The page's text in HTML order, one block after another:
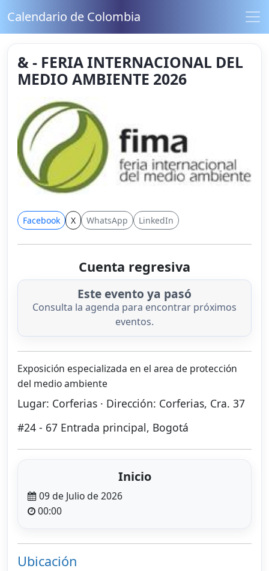
Calendario de Colombia
& - FERIA INTERNACIONAL DEL
MEDIO AMBIENTE 2026
Facebook X WhatsApp LinkedIn
Cuenta regresiva
Este evento ya pasó
Consulta la agenda para encontrar próximos
eventos.
Exposición especializada en el area de protección
del medio ambiente
Lugar: Corferias · Dirección: Corferias, Cra. 37
#24 - 67 Entrada principal, Bogotá
Inicio
09 de Julio de 2026
00:00
Ubicación